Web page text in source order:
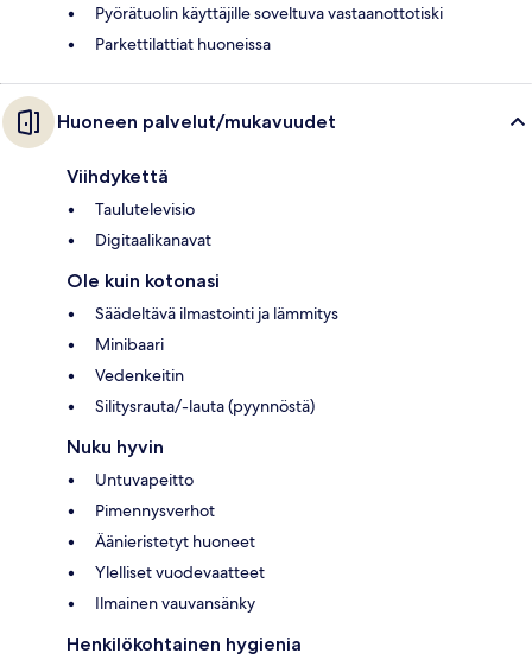
Pyörätuolin käyttäjille soveltuva vastaanottotiski
Parkettilattiat huoneissa
Huoneen palvelut/mukavuudet
Viihdykettä
Taulutelevisio
Digitaalikanavat
Ole kuin kotonasi
Säädeltävä ilmastointi ja lämmitys
Minibaari
Vedenkeitin
Silitysrauta/-lauta (pyynnöstä)
Nuku hyvin
Untuvapeitto
Pimennysverhot
Äänieristetyt huoneet
Ylelliset vuodevaatteet
Ilmainen vauvansänky
Henkilökohtainen hygienia